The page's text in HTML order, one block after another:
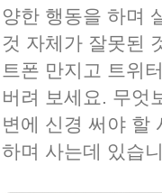
양한 행동을 하며
것 자체가 잘못된
트폰 만지고 트위
버려 보세요. 무엇
변에 신경 써야 할
하며 사는데 있습